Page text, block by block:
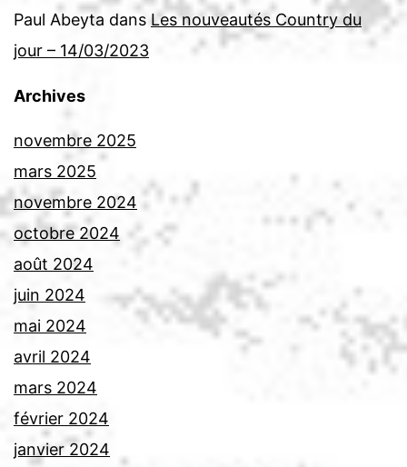
Paul Abeyta dans Les nouveautés Country du
jour – 14/03/2023
Archives
novembre 2025
mars 2025
novembre 2024
octobre 2024
août 2024
juin 2024
mai 2024
avril 2024
mars 2024
février 2024
janvier 2024